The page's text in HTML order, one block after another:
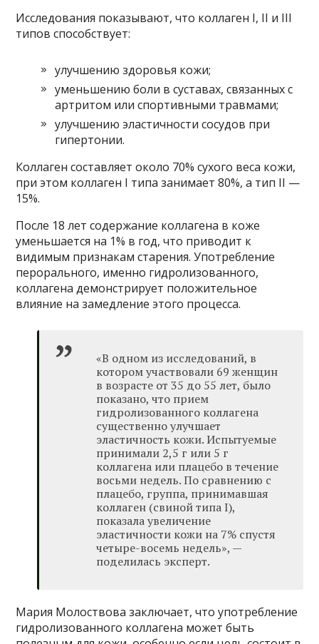
Исследования показывают, что коллаген I, II и III
типов способствует:
улучшению здоровья кожи;
уменьшению боли в суставах, связанных с
артритом или спортивными травмами;
улучшению эластичности сосудов при
гипертонии.
Коллаген составляет около 70% сухого веса кожи,
при этом коллаген I типа занимает 80%, а тип II —
15%.
После 18 лет содержание коллагена в коже
уменьшается на 1% в год, что приводит к
видимым признакам старения. Употребление
перорального, именно гидролизованного,
коллагена демонстрирует положительное
влияние на замедление этого процесса.
«В одном из исследований, в
котором участвовали 69 женщин
в возрасте от 35 до 55 лет, было
показано, что прием
гидролизованного коллагена
существенно улучшает
эластичность кожи. Испытуемые
принимали 2,5 г или 5 г
коллагена или плацебо в течение
восьми недель. По сравнению с
плацебо, группа, принимавшая
коллаген (свиной типа I),
показала увеличение
эластичности кожи на 7% спустя
четыре-восемь недель», —
поделилась эксперт.
Мария Молоствова заключает, что употребление
гидролизованного коллагена может быть